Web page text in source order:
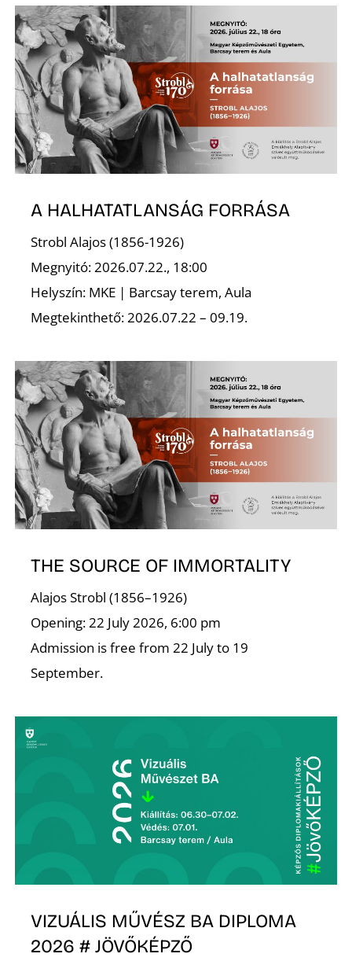
A HALHATATLANSÁG FORRÁSA
Strobl Alajos (1856-1926)
Megnyitó: 2026.07.22., 18:00
Helyszín: MKE | Barcsay terem, Aula
Megtekinthető: 2026.07.22 – 09.19.
THE SOURCE OF IMMORTALITY
Alajos Strobl (1856–1926)
Opening: 22 July 2026, 6:00 pm
Admission is free from 22 July to 19
September.
VIZUÁLIS MŰVÉSZ BA DIPLOMA
2026 # JÖVŐKÉPZŐ